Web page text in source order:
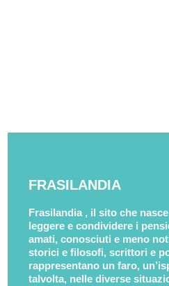
FRASILANDIA
Frasilandia , il sito che
leggere e condividere i
amati, conosciuti e meno
storici e filosofi, scrittori e
rappresentano un faro,
talvolta, nelle diverse